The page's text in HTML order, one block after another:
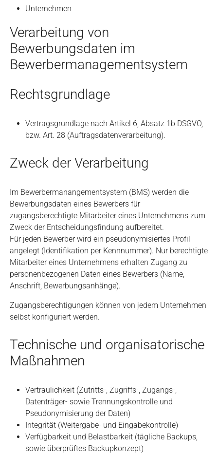
Unternehmen
Verarbeitung von
Bewerbungsdaten im
Bewerbermanagementsystem
Rechtsgrundlage
Vertragsgrundlage nach Artikel 6, Absatz 1b DSGVO,
bzw. Art. 28 (Auftragsdatenverarbeitung).
Zweck der Verarbeitung
Im Bewerbermanangementsystem (BMS) werden die
Bewerbungsdaten eines Bewerbers für
zugangsberechtigte Mitarbeiter eines Unternehmens zum
Zweck der Entscheidungsfindung aufbereitet.
Für jeden Bewerber wird ein pseudonymisiertes Profil
angelegt (Identifikation per Kennnummer). Nur berechtigte
Mitarbeiter eines Unternehmens erhalten Zugang zu
personenbezogenen Daten eines Bewerbers (Name,
Anschrift, Bewerbungsanhänge).
Zugangsberechtigungen können von jedem Unternehmen
selbst konfiguriert werden.
Technische und organisatorische
Maßnahmen
Vertraulichkeit (Zutritts-, Zugriffs-, Zugangs-,
Datenträger- sowie Trennungskontrolle und
Pseudonymisierung der Daten)
Integrität (Weitergabe- und Eingabekontrolle)
Verfügbarkeit und Belastbarkeit (tägliche Backups,
sowie überprüftes Backupkonzept)